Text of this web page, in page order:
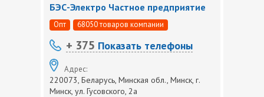
БЭС-Электро Частное предприятие
Опт 68050 товаров компании
+ 375 Показать телефоны
Адрес:
220073, Беларусь, Минская обл., Минск, г.
Минск, ул. Гусовского, 2а